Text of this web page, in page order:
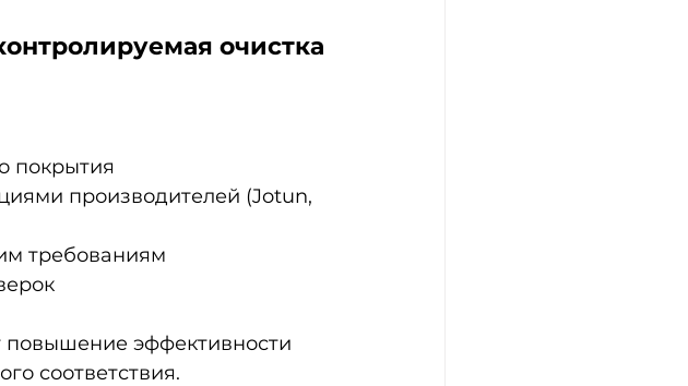
очистка
покрытия
производителей (Jotun,
требованиям
эффективности
соответствия.